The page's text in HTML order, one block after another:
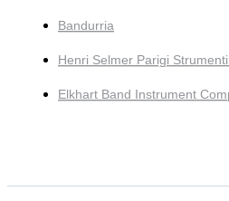
Bandurria
Henri Selmer Parigi
Elkhart Band Instrument